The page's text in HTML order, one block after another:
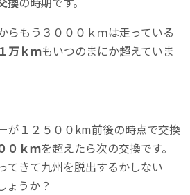
らもう３０００ｋｍは走っている
万ｋｍもいつのまにか超えていま
が１２５００km前後の時点で交換
０ｋｍを超えたら次の交換です。
てきて九州を脱出するかしない
ょうか？